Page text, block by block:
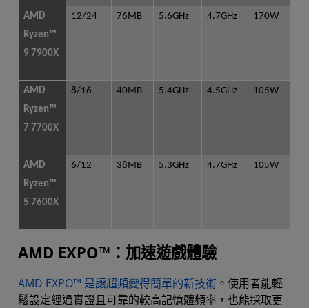
AMD
Ryzen™
9 7900X
12/24 76MB 5.6GHz 4.7GHz 170W
AMD
Ryzen™
7 7700X
8/16 40MB 5.4GHz 4.5GHz 105W
AMD
Ryzen™
5 7600X
6/12 38MB 5.3GHz 4.7GHz 105W
AMD EXPO™：加速遊戲體驗
AMD EXPO™ 是讓超頻變得簡單的新技術 。使用者能輕
鬆設定經過實證且可靠的較高記憶體頻率，也能採取更